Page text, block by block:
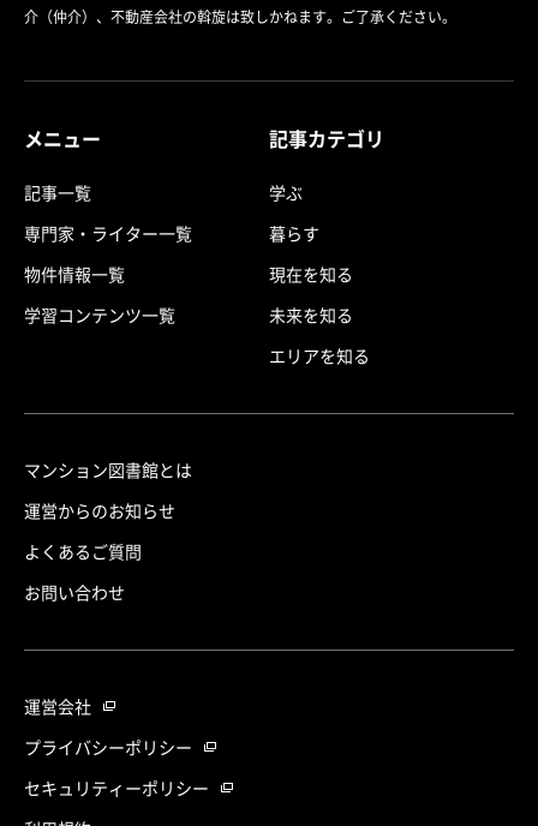
介（仲介）、不動産会社の斡旋は致しかねます。ご了承ください。
メニュー
記事一覧
専門家・ライター一覧
物件情報一覧
学習コンテンツ一覧
記事カテゴリ
学ぶ
暮らす
現在を知る
未来を知る
エリアを知る
マンション図書館とは
運営からのお知らせ
よくあるご質問
お問い合わせ
運営会社
プライバシーポリシー
セキュリティーポリシー